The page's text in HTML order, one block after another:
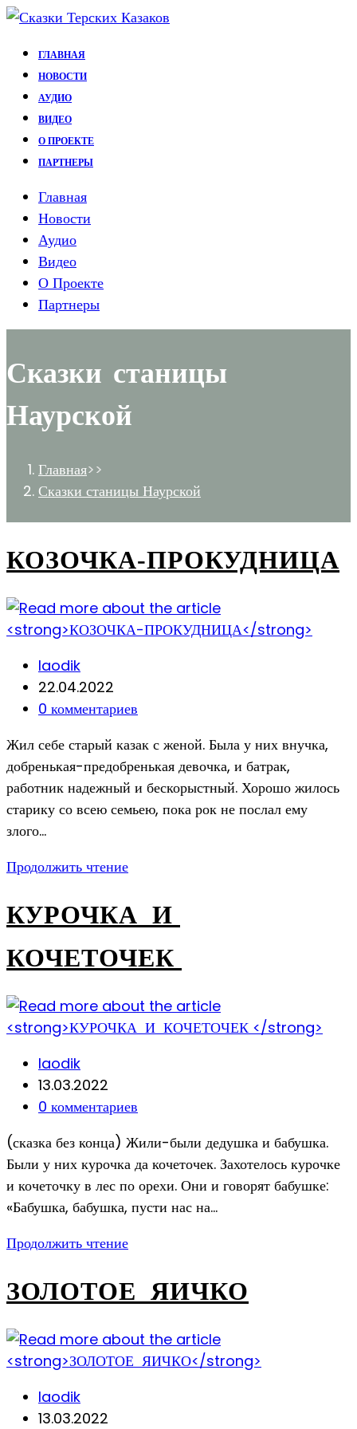
Перейти
содержимому
ГЛАВНАЯ
НОВОСТИ
АУДИО
ВИДЕО
О ПРОЕКТЕ
ПАРТНЕРЫ
Главная
Новости
Аудио
Видео
О Проекте
Партнеры
Сказки станицы
Наурской
Главная>>
Сказки станицы Наурской
КОЗОЧКА-ПРОКУДНИЦА
Post
author:
laodik
Запись
опубликована:
22.04.2022
Post
0 комментариев
Жил себе старый казак с женой. Была у них внучка,
добренькая-предобренькая девочка, и батрак,
работник надежный и бескорыстный. Хорошо жилось
старику со всею семьею, пока рок не послал ему
злого…
Продолжить чтениеКОЗОЧКА-
КУРОЧКА И
КОЧЕТОЧЕК
Post
author:
laodik
Запись
опубликована:
13.03.2022
Post
0 комментариев
(сказка без конца) Жили-были дедушка и бабушка.
Были у них курочка да кочеточек. Захотелось курочке
и кочеточку в лес по орехи. Они и говорят бабушке:
«Бабушка, бабушка, пусти нас на…
Продолжить чтениеКУРОЧКА
КОЧЕТОЧЕК
ЗОЛОТОЕ ЯИЧКО
Post
author:
laodik
Запись
13.03.2022